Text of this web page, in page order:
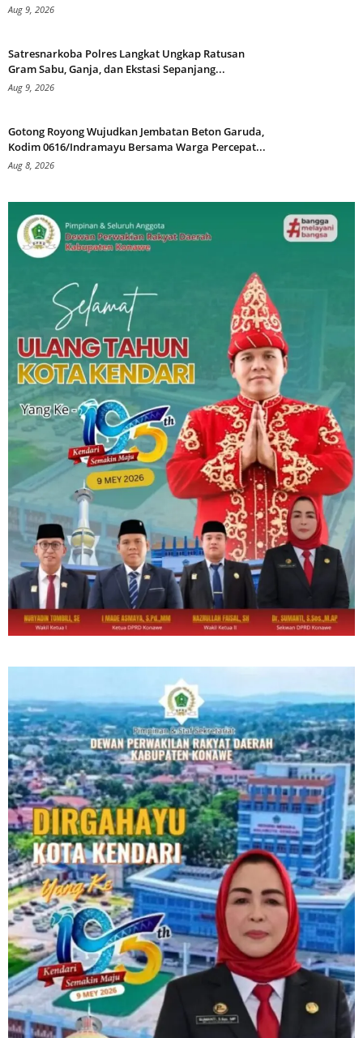
Aug 9, 2026
Satresnarkoba Polres Langkat Ungkap Ratusan
Gram Sabu, Ganja, dan Ekstasi Sepanjang...
Aug 9, 2026
Gotong Royong Wujudkan Jembatan Beton Garuda,
Kodim 0616/Indramayu Bersama Warga Percepat...
Aug 8, 2026